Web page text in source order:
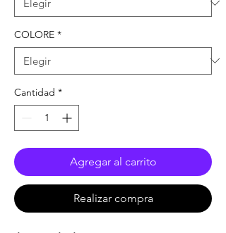
COLORE *
Cantidad *
Agregar al carrito
Realizar compra